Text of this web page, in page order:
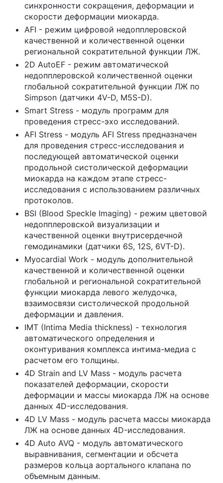
синхронности сокращения, деформации и
скорости деформации миокарда.
AFI - режим цифровой недопплеровской
качественной и количественной оценки
региональной сократительной функции ЛЖ.
2D AutoEF - режим автоматической
недопплеровской количественной оценки
глобальной сократительной функции ЛЖ по
Simpson (датчики 4V-D, M5S-D).
Smart Stress - модуль программ для
проведения стресс-эхо исследований.
AFI Stress - модуль AFI Stress предназначен
для проведения стресс-исследования и
последующей автоматической оценки
продольной систолической деформации
миокарда на каждом этапе стресс-
исследования с использованием различных
протоколов.
BSI (Blood Speckle Imaging) - режим цветовой
недопплеровской визуализации и
качественной оценки внутрисердечной
гемодинамики (датчики 6S, 12S, 6VT-D).
Myocardial Work - модуль дополнительной
качественной и количественной оценки
глобальной и региональной сократительной
функции миокарда левого желудочка,
взаимосвязи систолической продольной
деформации и давления.
IMT (Intima Media thickness) - технология
автоматического определения и
оконтуривания комплекса интима-медиа с
расчетом его толщины.
4D Strain and LV Mass - модуль расчета
показателей деформации, скорости
деформации и массы миокарда ЛЖ на основе
данных 4D-исследования.
4D LV Mass - модуль расчета массы миокарда
ЛЖ на основе данных 4D-исследования.
4D Auto AVQ - модуль автоматического
выравнивания, сегментации и обсчета
размеров кольца аортального клапана по
объемным данным.